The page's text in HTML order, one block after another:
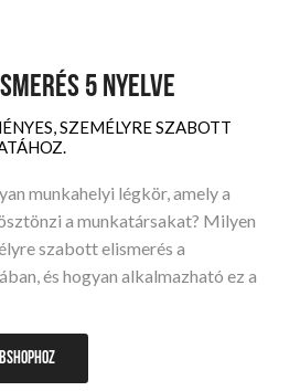
5 NYELVE
SZEMÉLYRE SZABOTT
munkahelyi légkör, amely a
a munkatársakat? Milyen
szabott elismerés a
és hogyan alkalmazható ez a